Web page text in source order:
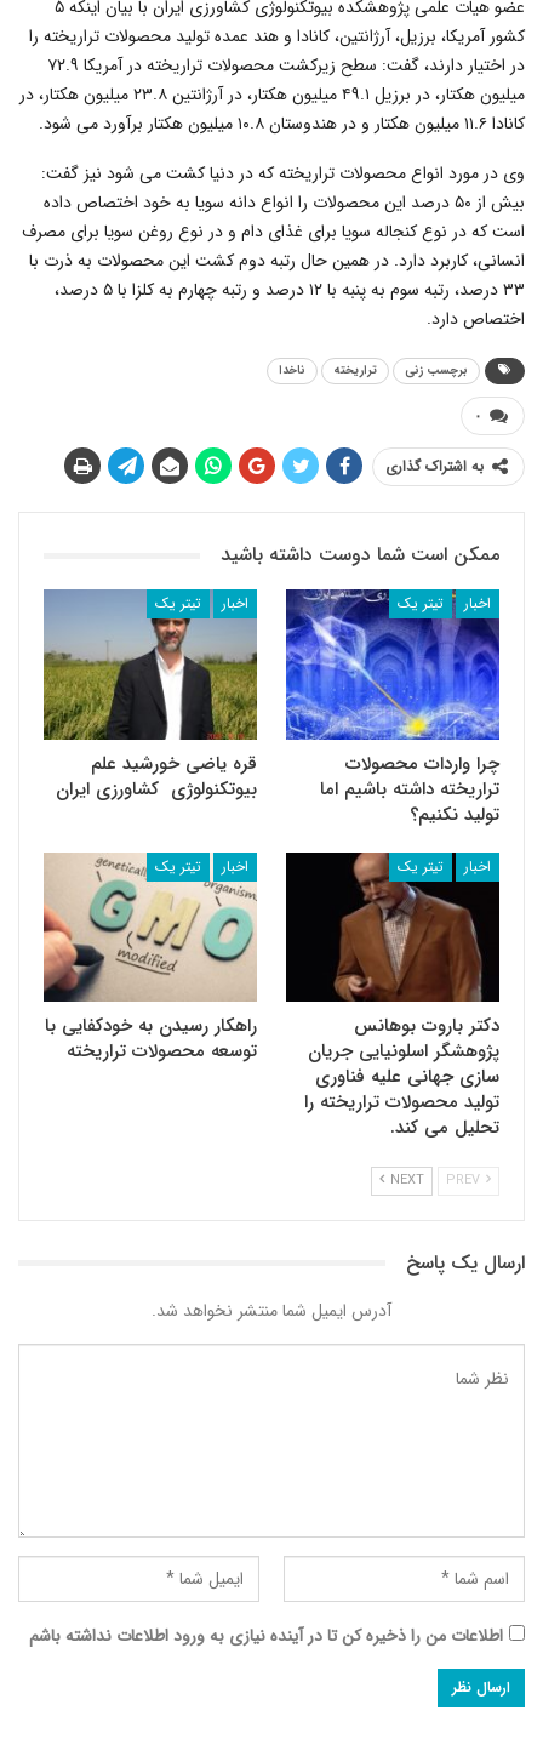
عضو هیات علمی پژوهشکده بیوتکنولوژی کشاورزی ایران با بیان اینکه ۵
کشور آمریکا، برزیل، آرژانتین، کانادا و هند عمده تولید محصولات تراریخته را
در اختیار دارند، گفت: سطح زیرکشت محصولات تراریخته در آمریکا ۷۲.۹
میلیون هکتار، در برزیل ۴۹.۱ میلیون هکتار، در آرژانتین ۲۳.۸ میلیون هکتار، در
کانادا ۱۱.۶ میلیون هکتار و در هندوستان ۱۰.۸ میلیون هکتار برآورد می شود.
وی در مورد انواع محصولات تراریخته که در دنیا کشتمی شود نیز گفت:
بیش از ۵۰ درصد این محصولات را انواع دانه سویا به خود اختصاص داده
است که در نوع کنجاله سویا برای غذای دام و در نوع روغن سویا برای مصرف
انسانی، کاربرد دارد. در همین حال رتبه دوم کشت این محصولات به ذرت با
۳۳ درصد، رتبه سوم به پنبه با ۱۲ درصد و رتبه چهارم به کلزا با ۵ درصد،
اختصاص دارد.
برچسب زنی تراریخته ناخدا
۰
به اشتراک گذاری
ممکن است شما دوست داشته باشید
اخبار تیتر یک
چرا واردات محصولات
تراریخته داشته باشیم اما
تولید نکنیم؟
اخبار تیتر یک
قره یاضی خورشید علم
بیوتکنولوژی کشاورزی ایران
اخبار تیتر یک
دکتر باروت بوهانس
پژوهشگر اسلونیایی جریان
سازی جهانی علیه فناوری
تولید محصولات تراریخته را
تحلیل می کند.
اخبار تیتر یک
راهکار رسیدن به خودکفایی با
توسعه محصولات تراریخته
NEXT
ارسال یک پاسخ
آدرس ایمیل شما منتشر نخواهد شد.
اطلاعات من را ذخیره کن تا در آینده نیازی به ورود اطلاعات نداشته باشم